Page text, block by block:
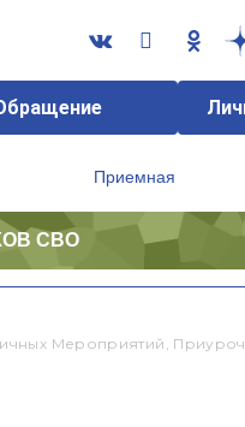
Приемная
СВО
Мероприятий,